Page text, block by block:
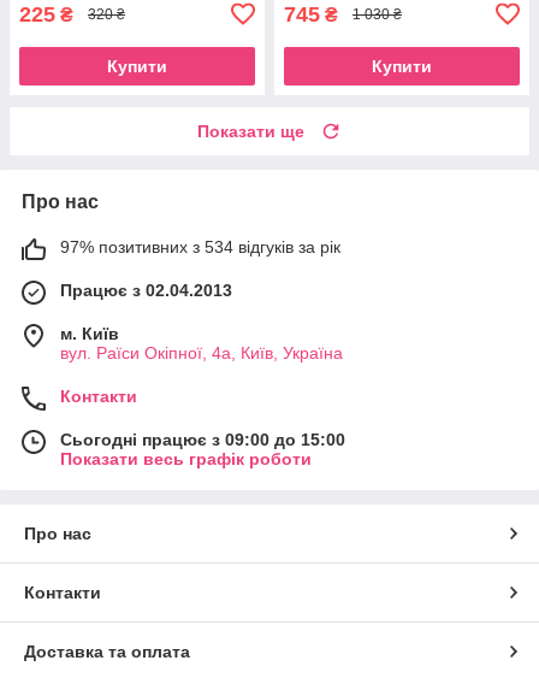
225 ₴ 320 ₴
Купити
745 ₴ 1 030 ₴
Купити
Показати ще
Про нас
97% позитивних з 534 відгуків за рік
Працює з 02.04.2013
м. Київ
вул. Раїси Окіпної, 4а, Київ, Україна
Контакти
Сьогодні працює з 09:00 до 15:00
Показати весь графік роботи
Про нас
Контакти
Доставка та оплата